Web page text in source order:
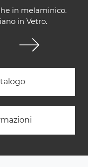
in melaminico.
in Vetro.